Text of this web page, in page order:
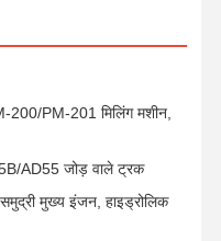
200/PM-201 मिलिंग मशीन,
AD55 जोड़ वाले ट्रक
मुख्य इंजन, हाइड्रोलिक